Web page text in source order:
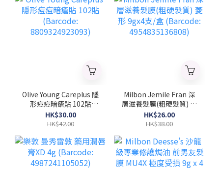
Olive Young Careplus 隱
形痘痘暗瘡貼 102貼
(Barcode:
8809324923093)
HK$30.00
HK$42.00
Milbon Jemile Fran 深
層滋養髮膜(粗硬髮質) 菱
形 9gx4支/盒 (Barcode:
4954835136808)
HK$26.00
HK$38.00